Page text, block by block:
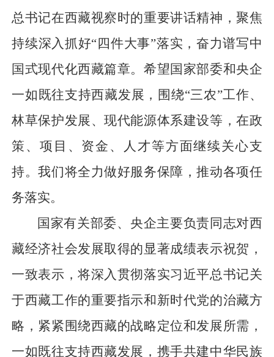
总书记在西藏视察时的重要讲话精神，聚焦
持续深入抓好“四件大事”落实，奋力谱写中
国式现代化西藏篇章。希望国家部委和央企
一如既往支持西藏发展，围绕“三农”工作、
林草保护发展、现代能源体系建设等，在政
策、项目、资金、人才等方面继续关心支
持。我们将全力做好服务保障，推动各项任
务落实。
国家有关部委、央企主要负责同志对西
藏经济社会发展取得的显著成绩表示祝贺，
一致表示，将深入贯彻落实习近平总书记关
于西藏工作的重要指示和新时代党的治藏方
略，紧紧围绕西藏的战略定位和发展所需，
一如既往支持西藏发展，携手共建中华民族